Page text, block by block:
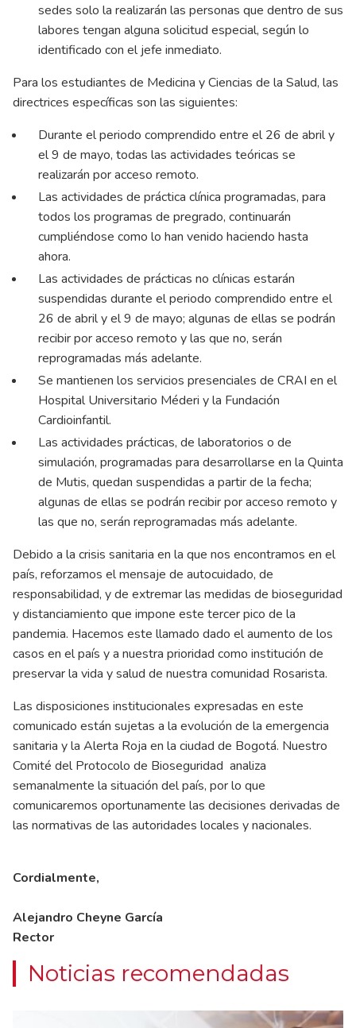
sedes solo la realizarán las personas que dentro de sus
labores tengan alguna solicitud especial, según lo
identificado con el jefe inmediato.
Para los estudiantes de Medicina y Ciencias de la Salud, las
directrices específicas son las siguientes:
Durante el periodo comprendido entre el 26 de abril y
el 9 de mayo, todas las actividades teóricas se
realizarán por acceso remoto.
Las actividades de práctica clínica programadas, para
todos los programas de pregrado, continuarán
cumpliéndose como lo han venido haciendo hasta
ahora.
Las actividades de prácticas no clínicas estarán
suspendidas durante el periodo comprendido entre el
26 de abril y el 9 de mayo; algunas de ellas se podrán
recibir por acceso remoto y las que no, serán
reprogramadas más adelante.
Se mantienen los servicios presenciales de CRAI en el
Hospital Universitario Méderi y la Fundación
Cardioinfantil.
Las actividades prácticas, de laboratorios o de
simulación, programadas para desarrollarse en la Quinta
de Mutis, quedan suspendidas a partir de la fecha;
algunas de ellas se podrán recibir por acceso remoto y
las que no, serán reprogramadas más adelante.
Debido a la crisis sanitaria en la que nos encontramos en el
país, reforzamos el mensaje de autocuidado, de
responsabilidad, y de extremar las medidas de bioseguridad
y distanciamiento que impone este tercer pico de la
pandemia. Hacemos este llamado dado el aumento de los
casos en el país y a nuestra prioridad como institución de
preservar la vida y salud de nuestra comunidad Rosarista.
Las disposiciones institucionales expresadas en este
comunicado están sujetas a la evolución de la emergencia
sanitaria y la Alerta Roja en la ciudad de Bogotá. Nuestro
Comité del Protocolo de Bioseguridad analiza
semanalmente la situación del país, por lo que
comunicaremos oportunamente las decisiones derivadas de
las normativas de las autoridades locales y nacionales.
Cordialmente,
Alejandro Cheyne García
Rector
Noticias recomendadas